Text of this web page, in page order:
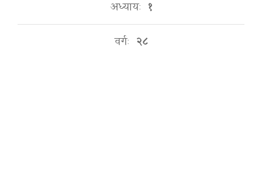
अध्यायः १
वर्गः २८